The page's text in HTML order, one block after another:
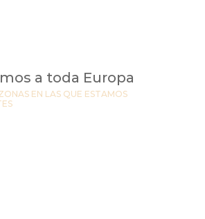
a toda Europa
EN LAS QUE ESTAMOS